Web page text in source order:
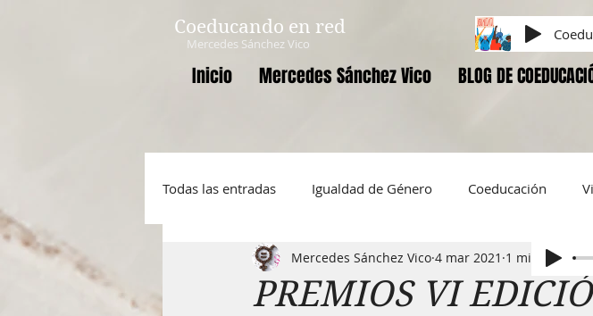
Coeducando en red
Mercedes Sánchez Vico
Inicio Mercedes Sánchez Vico BLOG DE
Todas las entradas Igualdad de Género Coeducación
INCLUIDAPPS Diversidad Sexual y de Género
PREMIOS VI
Mercedes Sánchez Vico 4 mar 2021 1 min de